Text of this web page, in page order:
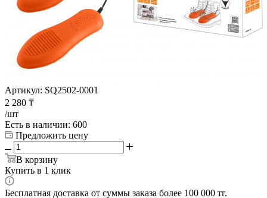
Артикул: SQ2502-0001
2 280 ₸
/шт
Есть в наличии: 600
Предложить цену
В корзину
Купить в 1 клик
Бесплатная доставка от суммы заказа более 100 000 тг.